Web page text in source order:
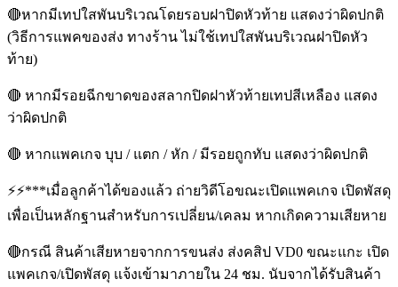
🔴หากมีเทปใสพันบริเวณโดยรอบฝาปิดหัวท้าย แสดงว่าผิดปกติ
(วิธีการแพคของส่ง ทางร้าน ไม่ใช้เทปใสพันบริเวณฝาปิดหัว
ท้าย)
🔴 หากมีรอยฉีกขาดของสลากปิดฝาหัวท้ายเทปสีเหลือง แสดง
ว่าผิดปกติ
🔴 หากแพคเกจ บุบ / แตก / หัก / มีรอยถูกทับ แสดงว่าผิดปกติ
⚡️⚡️***เมื่อลูกค้าได้ของแล้ว ถ่ายวิดีโอขณะเปิดแพคเกจ เปิดพัสดุ
เพื่อเป็นหลักฐานสำหรับการเปลี่ยน/เคลม หากเกิดความเสียหาย
🔴กรณี สินค้าเสียหายจากการขนส่ง ส่งคสิป VD0 ขณะแกะ เปิด
แพคเกจ/เปิดพัสดุ แจ้งเข้ามาภายใน 24 ชม. นับจากได้รับสินค้า